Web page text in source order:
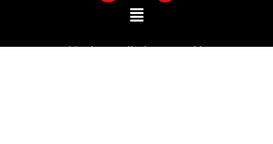
Sitio desarrollado por Mekka